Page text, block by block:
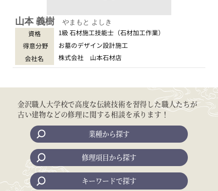
山本 義樹 やまもと よしき
資格
1級 石材施工技能士（石材加工作業）
得意分野
お墓のデザイン設計施工
会社名
株式会社 山本石材店
金沢職人大学校で高度な伝統技術を習得した職人たちが
古い建物などの修理に関する相談を承ります！
業種から探す
修理項目から探す
キーワードで探す